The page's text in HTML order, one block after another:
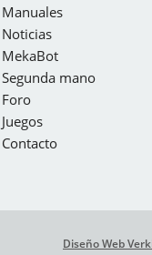
Manuales
Noticias
MekaBot
Segunda mano
Foro
Juegos
Contacto
Diseño Web